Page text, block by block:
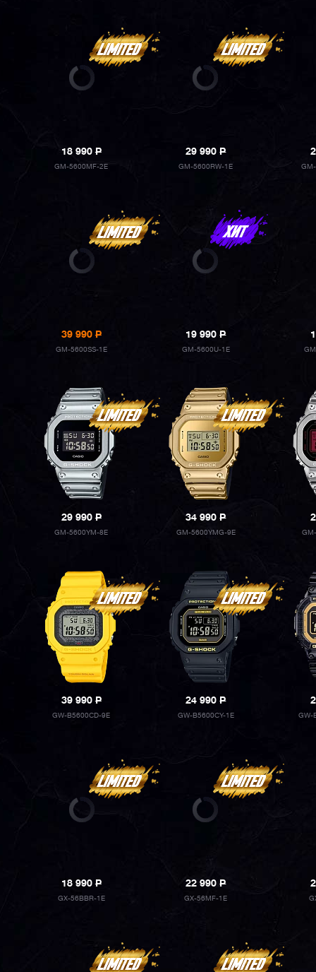
18 990P
GM-5600MF-2E
29 990P
GM-5600RW-1E
39 990P
GM-5600SS-1E
19 990P
GM-5600U-1E
29 990P
GM-5600YM-8E
34 990P
GM-5600YMG-9E
39 990P
GW-B5600CD-9E
24 990P
GW-B5600CY-1E GW-
18 990P
GX-56BBR-1E
22 990P
GX-56MF-1E